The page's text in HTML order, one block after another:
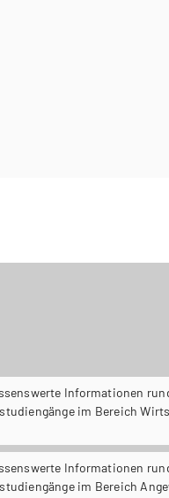
Informationen
im Bereich
Informationen
im Bereich